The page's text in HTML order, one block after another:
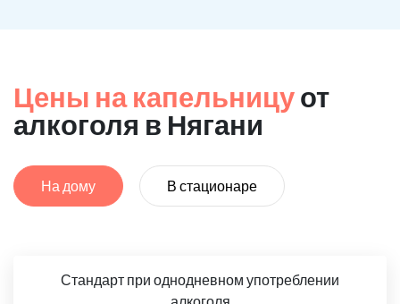
Цены на капельницуот
алкоголя в Нягани
На дому В стационаре
Стандарт при однодневном употреблении